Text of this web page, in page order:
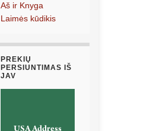
Aš ir Knyga
Laimės kūdikis
PREKIŲ
PERSIUNTIMAS IŠ
JAV